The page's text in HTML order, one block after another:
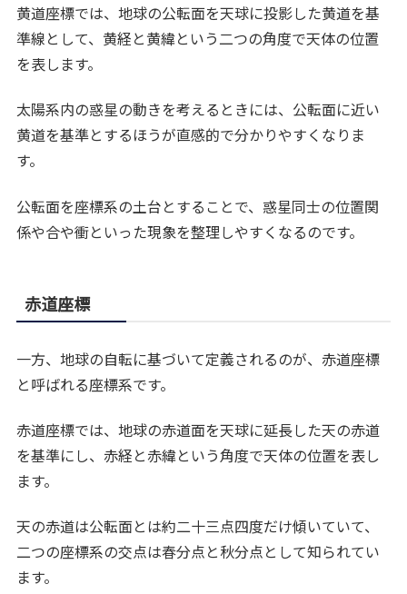
黄道座標では、地球の公転面を天球に投影した黄道を基
準線として、黄経と黄緯という二つの角度で天体の位置
を表します。
太陽系内の惑星の動きを考えるときには、公転面に近い
黄道を基準とするほうが直感的で分かりやすくなりま
す。
公転面を座標系の土台とすることで、惑星同士の位置関
係や合や衝といった現象を整理しやすくなるのです。
赤道座標
一方、地球の自転に基づいて定義されるのが、赤道座標
と呼ばれる座標系です。
赤道座標では、地球の赤道面を天球に延長した天の赤道
を基準にし、赤経と赤緯という角度で天体の位置を表し
ます。
天の赤道は公転面とは約二十三点四度だけ傾いていて、
二つの座標系の交点は春分点と秋分点として知られてい
ます。